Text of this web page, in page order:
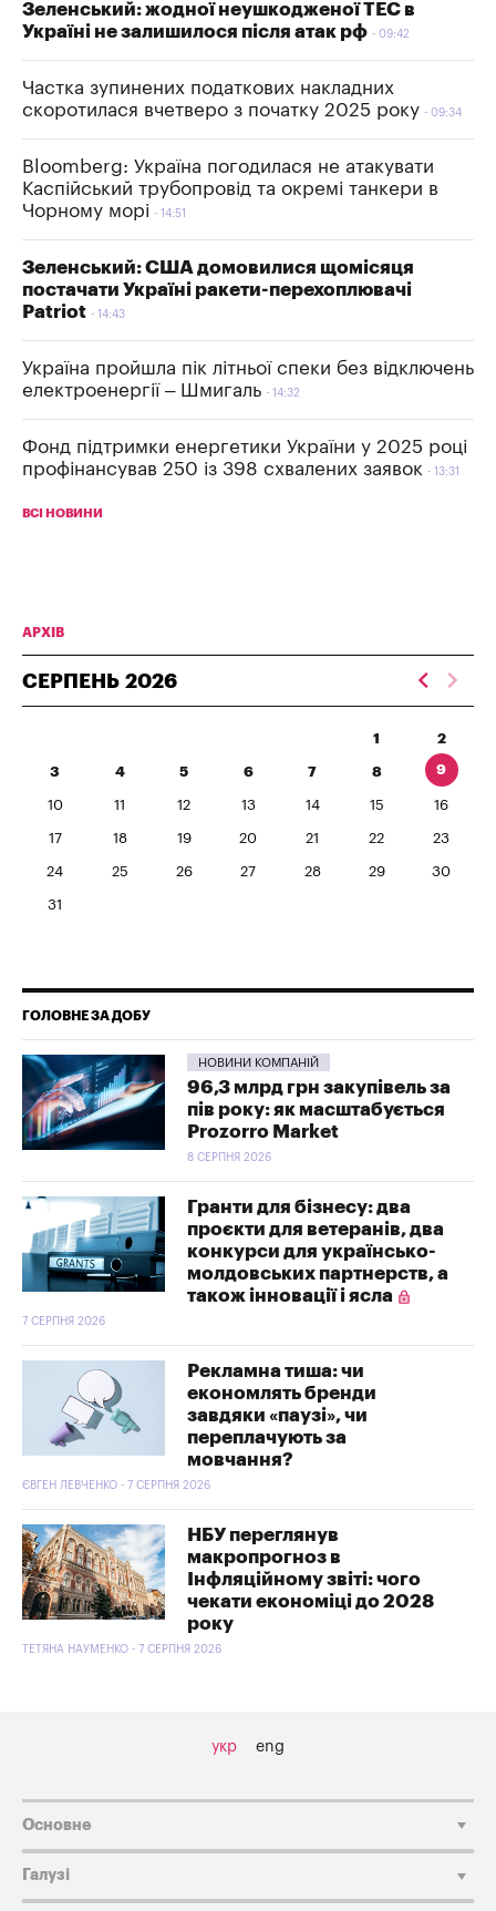
Зеленський: жодної неушкодженої ТЕС в
Україні не залишилося після атак рф
09:42
Частка зупинених податкових накладних
скоротилася вчетверо з початку 2025 року
09:34
Bloomberg: Україна погодилася не атакувати
Каспійський трубопровід та окремі танкери в
Чорному морі
14:51
Зеленський: США домовилися щомісяця
постачати Україні ракети-перехоплювачі
Patriot
14:43
Україна пройшла пік літньої спеки без відключень
електроенергії – Шмигаль
14:32
Фонд підтримки енергетики України у 2025 році
профінансував 250 із 398 схвалених заявок
13:31
ВСІ НОВИНИ
АРХІВ
СЕРПЕНЬ 2026
1 2
3 4 5 6 7 8 9
10 11 12 13 14 15 16
17 18 19 20 21 22 23
24 25 26 27 28 29 30
31
ГОЛОВНЕ ЗА ДОБУ
НОВИНИ КОМПАНІЙ
96,3 млрд грн закупівель за
пів року: як масштабується
Prozorro Market
8 СЕРПНЯ 2026
Гранти для бізнесу: два
проєкти для ветеранів, два
конкурси для українсько-
молдовських партнерств, а
також інновації і ясла
7 СЕРПНЯ 2026
Рекламна тиша: чи
економлять бренди
завдяки «паузі», чи
переплачують за
мовчання?
ЄВГЕН ЛЕВЧЕНКО - 7 СЕРПНЯ 2026
НБУ переглянув
макропрогноз в
Інфляційному звіті: чого
чекати економіці до 2028
року
ТЕТЯНА НАУМЕНКО - 7 СЕРПНЯ 2026
укр eng
Основне
Галузі